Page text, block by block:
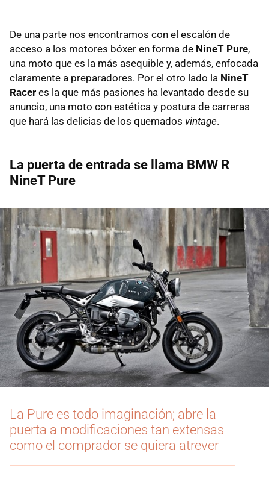
De una parte nos encontramos con el escalón de
acceso a los motores bóxer en forma de NineT Pure,
una moto que es la más asequible y, además, enfocada
claramente a preparadores. Por el otro lado la NineT
Racer es la que más pasiones ha levantado desde su
anuncio, una moto con estética y postura de carreras
que hará las delicias de los quemados vintage.
La puerta de entrada se llama BMW R
NineT Pure
La Pure es todo imaginación; abre la
puerta a modificaciones tan extensas
como el comprador se quiera atrever